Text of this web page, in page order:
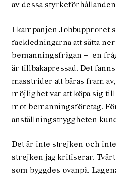
av dessa
I kampanjen Jobbupproret
fackledningarna att sätta
bemanningsfrågan – en
är tillbakapressad. Det
masstrider att bäras fram
möjlighet var att köpa sig
mot bemanningsföretag.
anställningstryggheten
Det är inte strejken och
strejken jag kritiserar.
som byggdes ovanpå.